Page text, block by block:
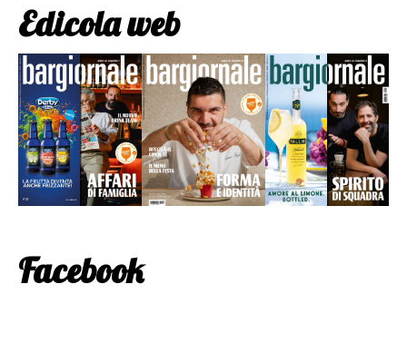
Edicola web
Facebook